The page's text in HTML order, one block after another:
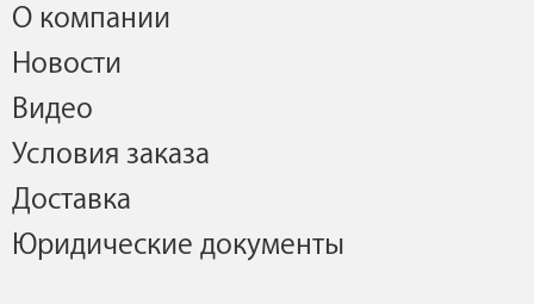
О компании
Новости
Видео
Условия заказа
Доставка
Юридические документы